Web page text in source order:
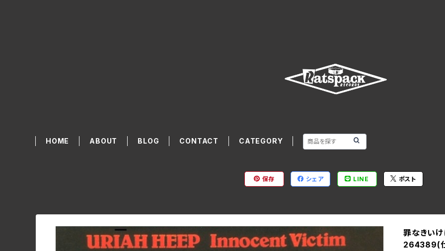
HOME ABOUT BLOG CONTACT CATEGORY
保存 シェア LINE ポスト
罪なきい
264389(